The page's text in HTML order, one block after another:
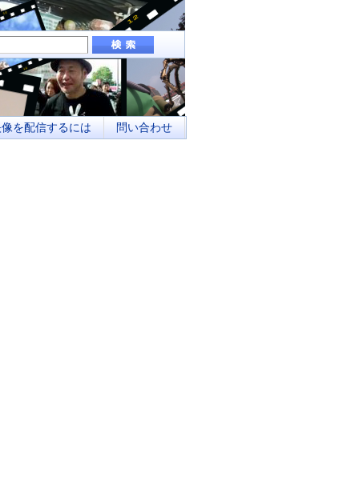
地域メディアとしてのネットワーク化
を配信するには 問い合わせ